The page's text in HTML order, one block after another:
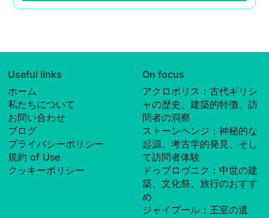
Useful links
ホーム
私たちについて
お問い合わせ
ブログ
プライバシーポリシー
規約 of Use
クッキーポリシー
On focus
アクロポリス：古代ギリシ
ャの歴史、建築的特徴、訪
問者の洞察
ストーンヘンジ：神秘的な
起源、考古学的発見、そし
て訪問者体験
ドゥブロヴニク：中世の建
築、文化祭、旅行のおすす
め
ジャイプール：王室の遺